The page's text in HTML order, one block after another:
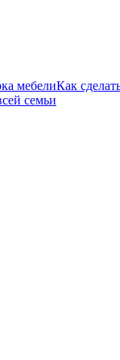
мебелиКак
семьи